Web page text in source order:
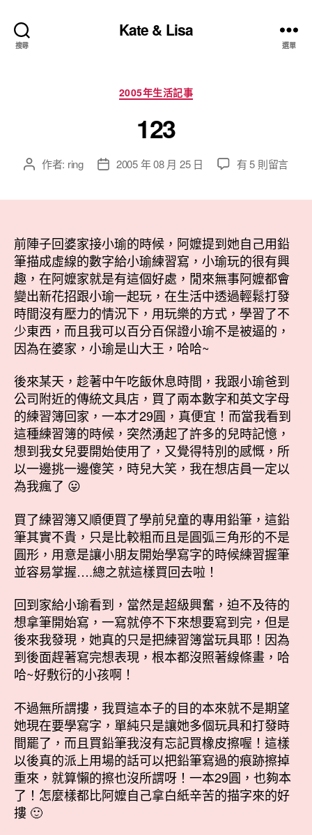
搜尋
Kate & Lisa
選單
分
類
2005年生活記事
123
文 作者: ring
文
期
2005 年 08 月 25 日
在
有 5 則留言
前陣子回婆家接小瑜的時候，阿嬤提到她自己用鉛
筆描成虛線的數字給小瑜練習寫，小瑜玩的很有興
趣，在阿嬤家就是有這個好處，閒來無事阿嬤都會
變出新花招跟小瑜一起玩，在生活中透過輕鬆打發
時間沒有壓力的情況下，用玩樂的方式，學習了不
少東西，而且我可以百分百保證小瑜不是被逼的，
因為在婆家，小瑜是山大王，哈哈~
後來某天，趁著中午吃飯休息時間，我跟小瑜爸到
公司附近的傳統文具店，買了兩本數字和英文字母
的練習簿回家，一本才29圓，真便宜！而當我看到
這種練習簿的時候，突然湧起了許多的兒時記憶，
想到我女兒要開始使用了，又覺得特別的感慨，所
以一邊挑一邊傻笑，時兒大笑，我在想店員一定以
為我瘋了 😛
買了練習簿又順便買了學前兒童的專用鉛筆，這鉛
筆其實不貴，只是比較粗而且是圓弧三角形的不是
圓形，用意是讓小朋友開始學寫字的時候練習握筆
並容易掌握….總之就這樣買回去啦！
回到家給小瑜看到，當然是超級興奮，迫不及待的
想拿筆開始寫，一寫就停不下來想要寫到完，但是
後來我發現，她真的只是把練習簿當玩具耶！因為
到後面趕著寫完想表現，根本都沒照著線條畫，哈
哈~好敷衍的小孩啊！
不過無所謂摟，我買這本子的目的本來就不是期望
她現在要學寫字，單純只是讓她多個玩具和打發時
間罷了，而且買鉛筆我沒有忘記買橡皮擦喔！這樣
以後真的派上用場的話可以把鉛筆寫過的痕跡擦掉
重來，就算懶的擦也沒所謂呀！一本29圓，也夠本
了！怎麼樣都比阿嬤自己拿白紙辛苦的描字來的好
摟 🙂